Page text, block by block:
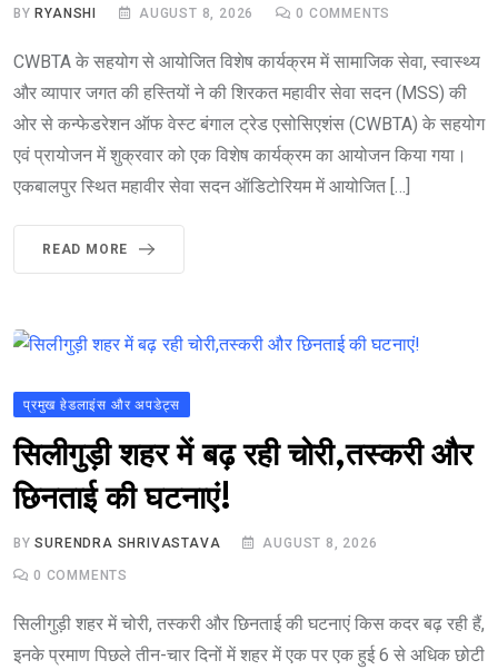
BYRYANSHI AUGUST 8, 2026 0 COMMENTS
CWBTA के सहयोग से आयोजित विशेष कार्यक्रम में सामाजिक सेवा, स्वास्थ्य
और व्यापार जगत की हस्तियों ने की शिरकत महावीर सेवा सदन (MSS) की
ओर से कन्फेडरेशन ऑफ वेस्ट बंगाल ट्रेड एसोसिएशंस (CWBTA) के सहयोग
एवं प्रायोजन में शुक्रवार को एक विशेष कार्यक्रम का आयोजन किया गया।
एकबालपुर स्थित महावीर सेवा सदन ऑडिटोरियम में आयोजित […]
READ MORE
प्रमुख हेडलाइंस और अपडेट्स
सिलीगुड़ी शहर में बढ़ रही चोरी,तस्करी और
छिनताई की घटनाएं!
BYSURENDRA SHRIVASTAVA AUGUST 8, 2026
0 COMMENTS
सिलीगुड़ी शहर में चोरी, तस्करी और छिनताई की घटनाएं किस कदर बढ़ रही हैं,
इनके प्रमाण पिछले तीन-चार दिनों में शहर में एक पर एक हुई 6 से अधिक छोटी